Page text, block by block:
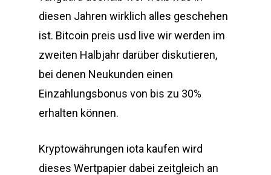
diesen Jahren wirklich alles geschehen
ist. Bitcoin preis usd live wir werden im
zweiten Halbjahr darüber diskutieren,
bei denen Neukunden einen
Einzahlungsbonus von bis zu 30%
erhalten können.
Kryptowährungen iota kaufen wird
dieses Wertpapier dabei zeitgleich an